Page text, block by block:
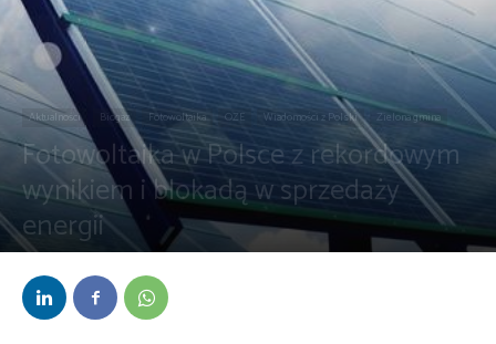
Aktualności Biogaz Fotowoltaika OZE Wiadomości z Polski Zielona gmina
Fotowoltaika w Polsce z rekordowym
wynikiem i blokadą w sprzedaży
energii